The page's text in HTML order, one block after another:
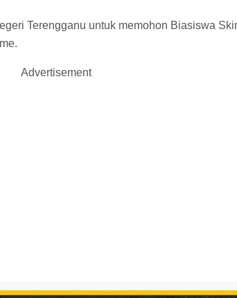
Terengganu untuk memohon Biasiswa
Advertisement